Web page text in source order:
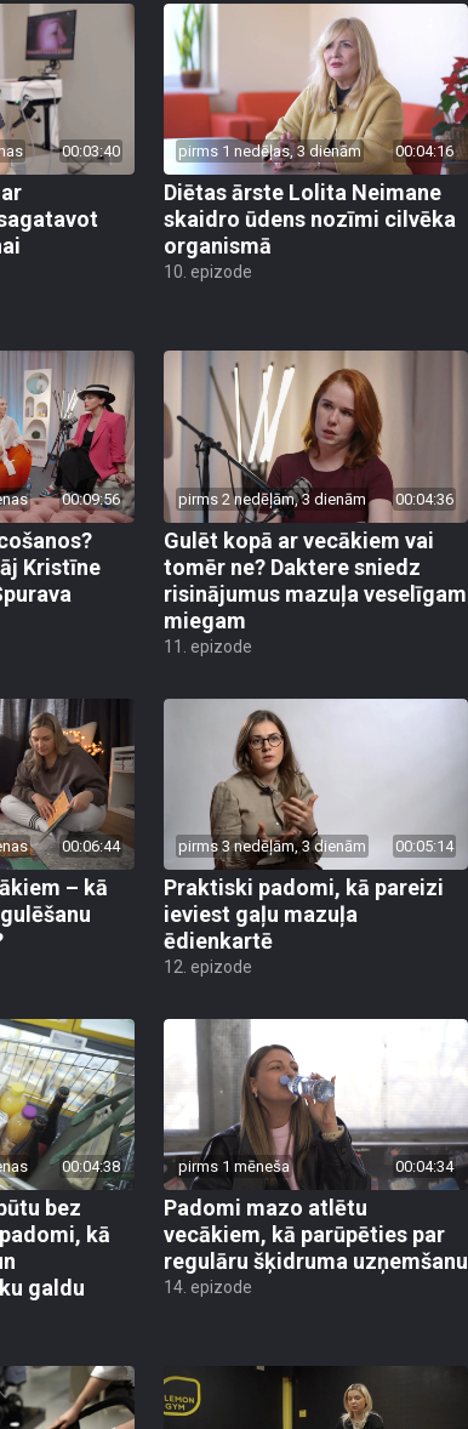
00:03:40 pirms 1 nedēļas, 3 dienām 00:04:16
Diētas ārste Lolita Neimane
skaidro ūdens nozīmi cilvēka
organismā
10. epizode
00:09:56
Kristīne
pirms 2 nedēļām, 3 dienām 00:04:36
Gulēt kopā ar vecākiem vai
tomēr ne? Daktere sniedz
risinājumus mazuļa veselīgam
miegam
11. epizode
00:06:44
– kā
pirms 3 nedēļām, 3 dienām 00:05:14
Praktiski padomi, kā pareizi
ieviest gaļu mazuļa
ēdienkartē
12. epizode
00:04:38
bez
kā
galdu
pirms 1 mēneša 00:04:34
Padomi mazo atlētu
vecākiem, kā parūpēties par
regulāru šķidruma uzņemšanu
14. epizode